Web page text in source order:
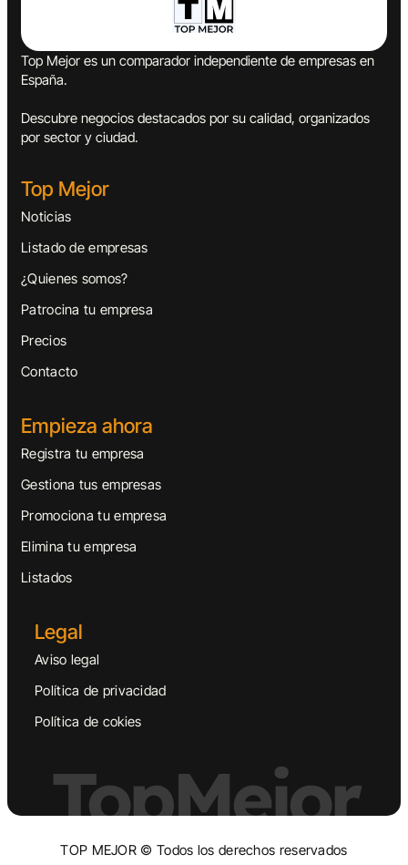
Top Mejor es un comparador independiente de empresas en
España.
Descubre negocios destacados por su calidad, organizados
por sector y ciudad.
Top Mejor
Noticias
Listado de empresas
¿Quienes somos?
Patrocina tu empresa
Precios
Contacto
Empieza ahora
Registra tu empresa
Gestiona tus empresas
Promociona tu empresa
Elimina tu empresa
Listados
Legal
Aviso legal
Política de privacidad
Política de cokies
TopMejor
TOP MEJOR © Todos los derechos reservados